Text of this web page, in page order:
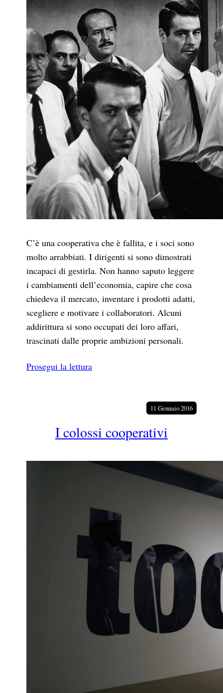
C’è una cooperativa che è fallita, e i soci sono
molto arrabbiati. I dirigenti si sono dimostrati
incapaci di gestirla. Non hanno saputo leggere
i cambiamenti dell’economia, capire che cosa
chiedeva il mercato, inventare i prodotti adatti,
scegliere e motivare i collaboratori. Alcuni
addirittura si sono occupati dei loro affari,
trascinati dalle proprie ambizioni personali.
Prosegui la lettura
11 Gennaio 2016
I colossi cooperativi